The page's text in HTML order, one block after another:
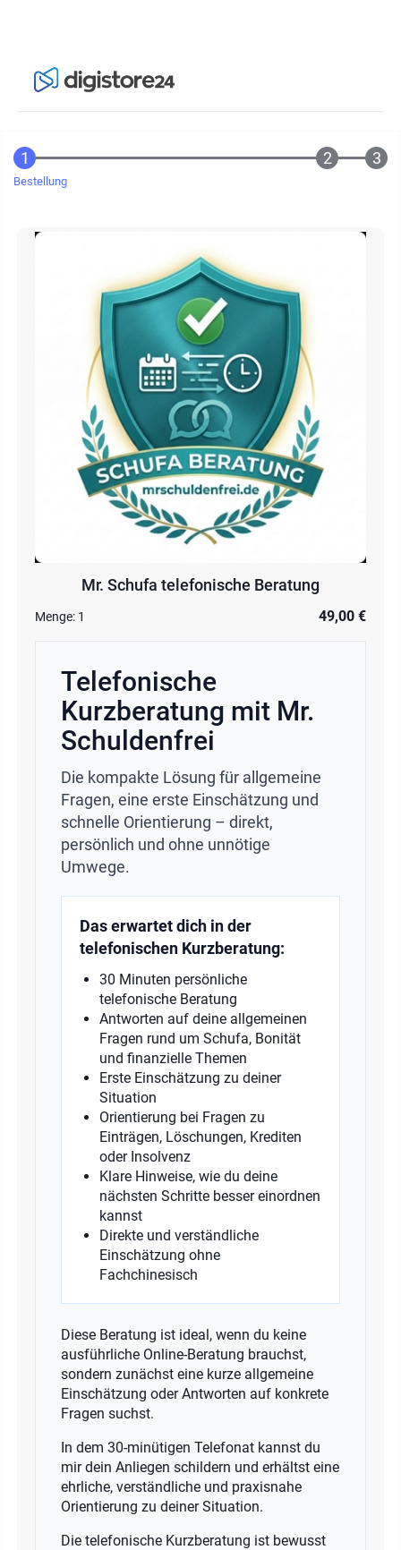
Bestellung
Mr. Schufa telefonische Beratung
Menge: 1 49,00 €
Telefonische
Kurzberatung mit Mr.
Schuldenfrei
Die kompakte Lösung für allgemeine
Fragen, eine erste Einschätzung und
schnelle Orientierung – direkt,
persönlich und ohne unnötige
Umwege.
Das erwartet dich in der
telefonischen Kurzberatung:
30 Minuten persönliche
telefonische Beratung
Antworten auf deine allgemeinen
Fragen rund um Schufa, Bonität
und finanzielle Themen
Erste Einschätzung zu deiner
Situation
Orientierung bei Fragen zu
Einträgen, Löschungen, Krediten
oder Insolvenz
Klare Hinweise, wie du deine
nächsten Schritte besser einordnen
kannst
Direkte und verständliche
Einschätzung ohne
Fachchinesisch
Diese Beratung ist ideal, wenn du keine
ausführliche Online-Beratung brauchst,
sondern zunächst eine kurze allgemeine
Einschätzung oder Antworten auf konkrete
Fragen suchst.
In dem 30-minütigen Telefonat kannst du
mir dein Anliegen schildern und erhältst eine
ehrliche, verständliche und praxisnahe
Orientierung zu deiner Situation.
Die telefonische Kurzberatung ist bewusst